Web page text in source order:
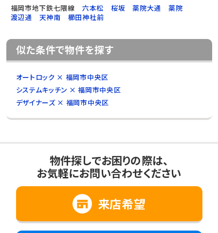
福岡市地下鉄七隈線
六本松 桜坂 薬院大通
薬院
渡辺通
天神南 櫛田神社前
似た条件で物件を探す
オートロック × 福岡市中央区
システムキッチン × 福岡市中央区
デザイナーズ × 福岡市中央区
物件探しでお困りの際は、
お気軽にお問い合わせください
来店希望